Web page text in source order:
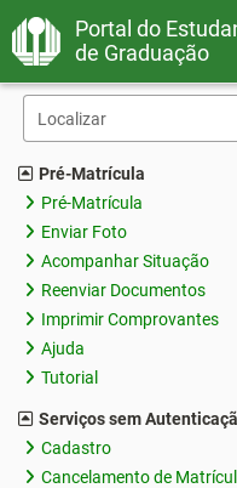
Portal do
de Graduação
Pré-Matrícula
Pré-Matrícula
Enviar Foto
Acompanhar Situação
Reenviar Documentos
Imprimir Comprovantes
Ajuda
Tutorial
Serviços sem
Cadastro
Cancelamento de